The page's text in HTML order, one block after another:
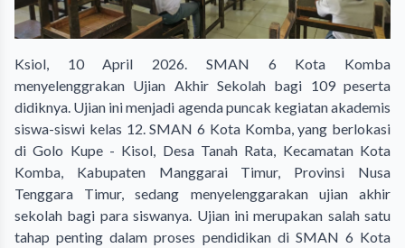
Ksiol, 10 April 2026. SMAN 6 Kota Komba
menyelenggrakan Ujian Akhir Sekolah bagi 109 peserta
didiknya. Ujian ini menjadi agenda puncak kegiatan akademis
siswa-siswi kelas 12. SMAN 6 Kota Komba, yang berlokasi
di Golo Kupe - Kisol, Desa Tanah Rata, Kecamatan Kota
Komba, Kabupaten Manggarai Timur, Provinsi Nusa
Tenggara Timur, sedang menyelenggarakan ujian akhir
sekolah bagi para siswanya. Ujian ini merupakan salah satu
tahap penting dalam proses pendidikan di SMAN 6 Kota